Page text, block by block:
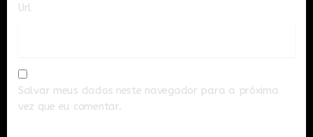
Url
Salvar meus dados neste navegador para a próxima
vez que eu comentar.